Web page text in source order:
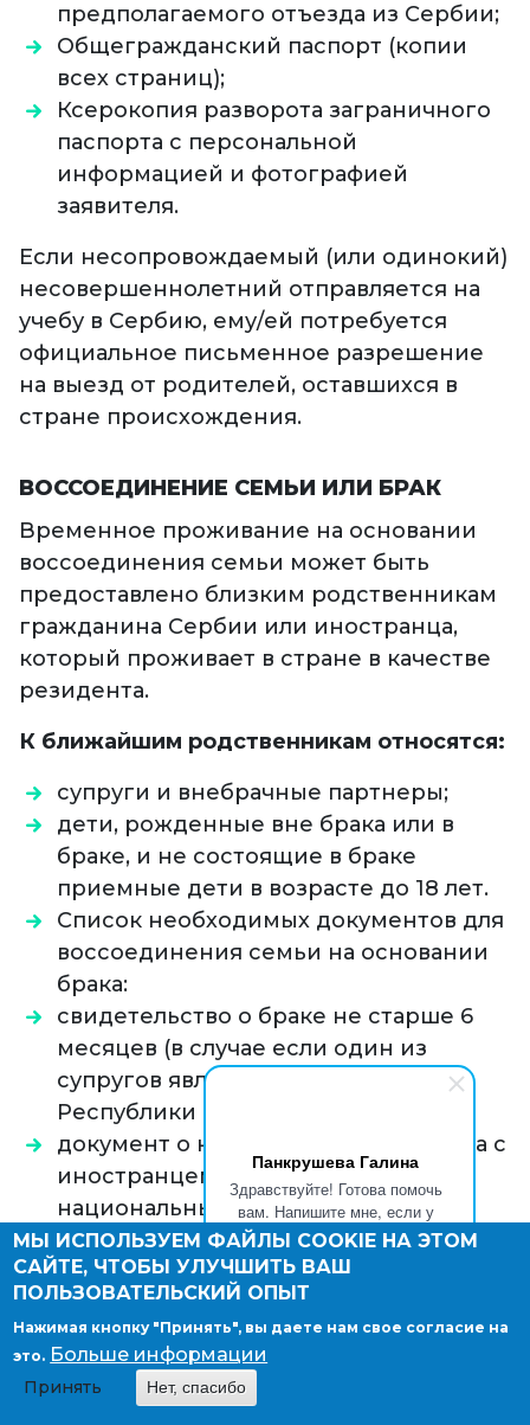
Панкрушева Галина
Здравствуйте! Готова помочь
вам. Напишите мне, если у
вас появятся вопросы.
предполагаемого отъезда из Сербии;
Общегражданский паспорт (копии
всех страниц);
Ксерокопия разворота заграничного
паспорта с персональной
информацией и фотографией
заявителя.
Если несопровождаемый (или одинокий)
несовершеннолетний отправляется на
учебу в Сербию, ему/ей потребуется
официальное письменное разрешение
на выезд от родителей, оставшихся в
стране происхождения.
ВОССОЕДИНЕНИЕ СЕМЬИ ИЛИ БРАК
Временное проживание на основании
воссоединения семьи может быть
предоставлено близким родственникам
гражданина Сербии или иностранца,
который проживает в стране в качестве
резидента.
К ближайшим родственникам относятся:
супруги и внебрачные партнеры;
дети, рожденные вне брака или в
браке, и не состоящие в браке
приемные дети в возрасте до 18 лет.
Список необходимых документов для
воссоединения семьи на основании
брака:
свидетельство о браке не старше 6
месяцев (в случае если один из
супругов является гражданином
Республики Сербия);
документ о наличии брачного союза с
иностранцем, в соответствии с
национальным законодательством
страны, где заключен брак (в случае
если брак заключен за пределами
Сербии).
Список необходимых документов по
воссоединению семьи для партнеров по
МЫ ИСПОЛЬЗУЕМ ФАЙЛЫ COOKIE НА ЭТОМ
САЙТЕ, ЧТОБЫ УЛУЧШИТЬ ВАШ
ПОЛЬЗОВАТЕЛЬСКИЙ ОПЫТ
Нажимая кнопку "Принять", вы даете нам свое согласие на
это. Больше информации
Принять Нет, спасибо